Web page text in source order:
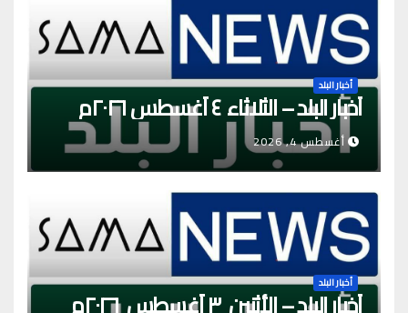
أخبار البلد
أخبار البلد – الثلاثاء ٤ أغسطس ٢٠٢٦م
أغسطس 4, 2026
أخبار البلد